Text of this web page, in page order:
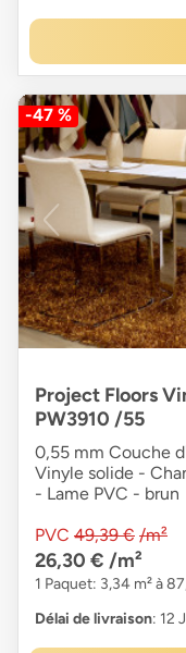
-47 %
Project Floors
PW3910 /55
0,55 mm Couche
Vinyle solide -
- Lame PVC - brun
PVC 49,39 € /m²
26,30 € /m²
1 Paquet: 3,34 m² à
Délai de livraison: 12